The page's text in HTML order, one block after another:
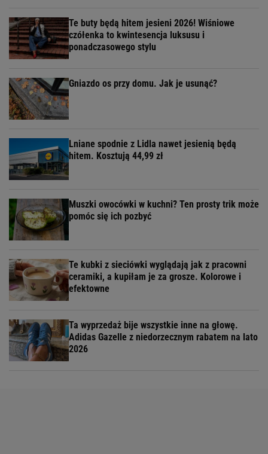
Te buty będą hitem jesieni 2026! Wiśniowe
czółenka to kwintesencja luksusu i
ponadczasowego stylu
Gniazdo os przy domu. Jak je usunąć?
Lniane spodnie z Lidla nawet jesienią będą
hitem. Kosztują 44,99 zł
Muszki owocówki w kuchni? Ten prosty trik może
pomóc się ich pozbyć
Te kubki z sieciówki wyglądają jak z pracowni
ceramiki, a kupiłam je za grosze. Kolorowe i
efektowne
Ta wyprzedaż bije wszystkie inne na głowę.
Adidas Gazelle z niedorzecznym rabatem na lato
2026